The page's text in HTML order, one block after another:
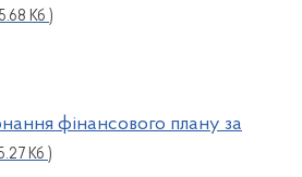
Кб )
фінансового плану за
Кб )